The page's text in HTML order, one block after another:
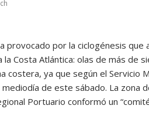
provocado por la ciclogénesis
Costa Atlántica: olas de más de
costera, ya que según el Servicio
de este sábado. La zona
Portuario conformó un